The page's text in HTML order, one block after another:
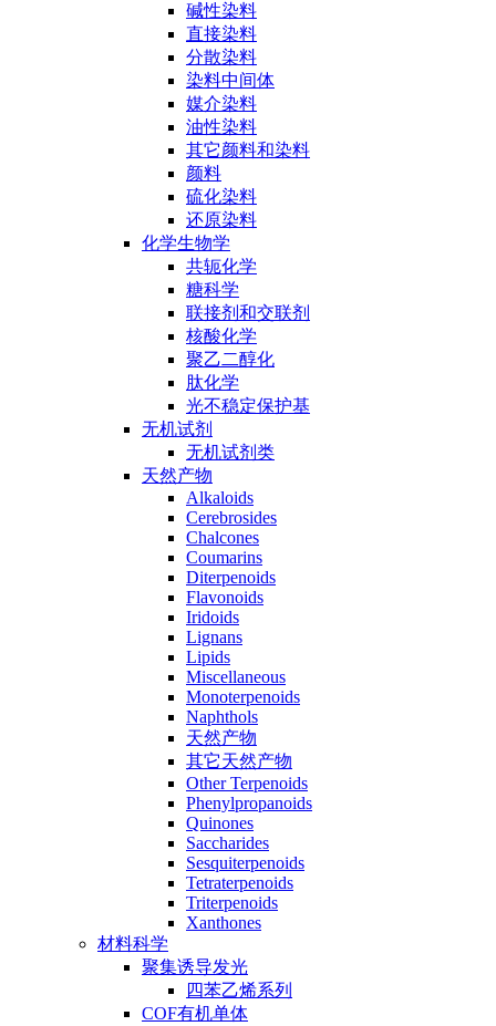
碱性染料
直接染料
分散染料
染料中间体
媒介染料
油性染料
其它颜料和染料
颜料
硫化染料
还原染料
化学生物学
共轭化学
糖科学
联接剂和交联剂
核酸化学
聚乙二醇化
肽化学
光不稳定保护基
无机试剂
无机试剂类
天然产物
Alkaloids
Cerebrosides
Chalcones
Coumarins
Diterpenoids
Flavonoids
Iridoids
Lignans
Lipids
Miscellaneous
Monoterpenoids
Naphthols
天然产物
其它天然产物
Other Terpenoids
Phenylpropanoids
Quinones
Saccharides
Sesquiterpenoids
Tetraterpenoids
Triterpenoids
Xanthones
材料科学
聚集诱导发光
四苯乙烯系列
COF有机单体